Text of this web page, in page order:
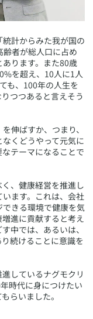
計からみた我が国の
者が総人口に占め
ります。また80歳
を超え、10人に1人
も、100年の人生を
つつあると言えそう
伸ばすか、つまり、
くどうやって元気に
テーマになることで
、健康経営を推進し
います。これは、会社
きる環境で健康を気
進に貢献すると考え
中では、あるいは、
続けることに意識を
しているナグモクリ
時代に身につけたい
らいました。